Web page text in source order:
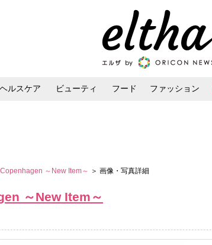
ヘルスケア ビューティ フード ファッション
～New Item～ ＞ 画像・写真詳細
～New Item～